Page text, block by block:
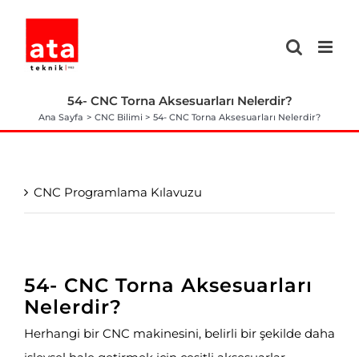
content
54- CNC Torna Aksesuarları Nelerdir?
Ana Sayfa CNC Bilimi 54- CNC Torna Aksesuarları Nelerdir?
54- CNC Torna Aksesuarları
Nelerdir?
Herhangi bir CNC makinesini, belirli bir şekilde daha
CNC Programlama Kılavuzu